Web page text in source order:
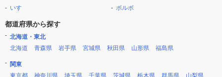
いすゞ
ボルボ
都道府県から探す
北海道・東北
北海道
青森県 岩手県 宮城県 秋田県 山形県 福島県
関東